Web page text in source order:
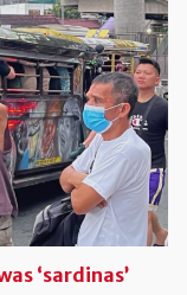
‘sardinas’